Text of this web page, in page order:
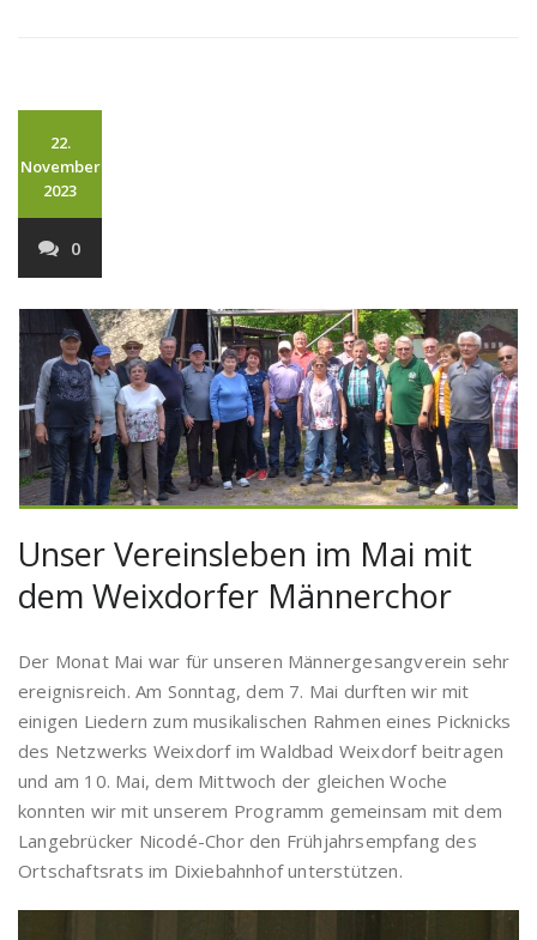
22.
November
2023
0
Unser Vereinsleben im Mai mit
dem Weixdorfer Männerchor
Der Monat Mai war für unseren Männergesangverein sehr
ereignisreich. Am Sonntag, dem 7. Mai durften wir mit
einigen Liedern zum musikalischen Rahmen eines Picknicks
des Netzwerks Weixdorf im Waldbad Weixdorf beitragen
und am 10. Mai, dem Mittwoch der gleichen Woche
konnten wir mit unserem Programm gemeinsam mit dem
Langebrücker Nicodé-Chor den Frühjahrsempfang des
Ortschaftsrats im Dixiebahnhof unterstützen.